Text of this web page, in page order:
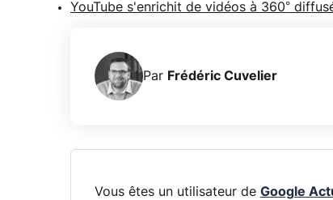
YouTube s'enrichit de vidéos à 360°
Par Frédéric Cuvelier
Vous êtes un utilisateur de Google